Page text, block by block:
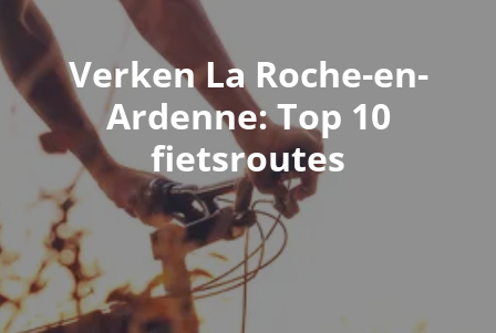
Verken La Roche-en-
Ardenne: Top 10
fietsroutes